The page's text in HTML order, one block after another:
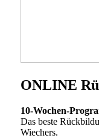
ONLINE
10-Wochen-
Das beste
Wiechers.